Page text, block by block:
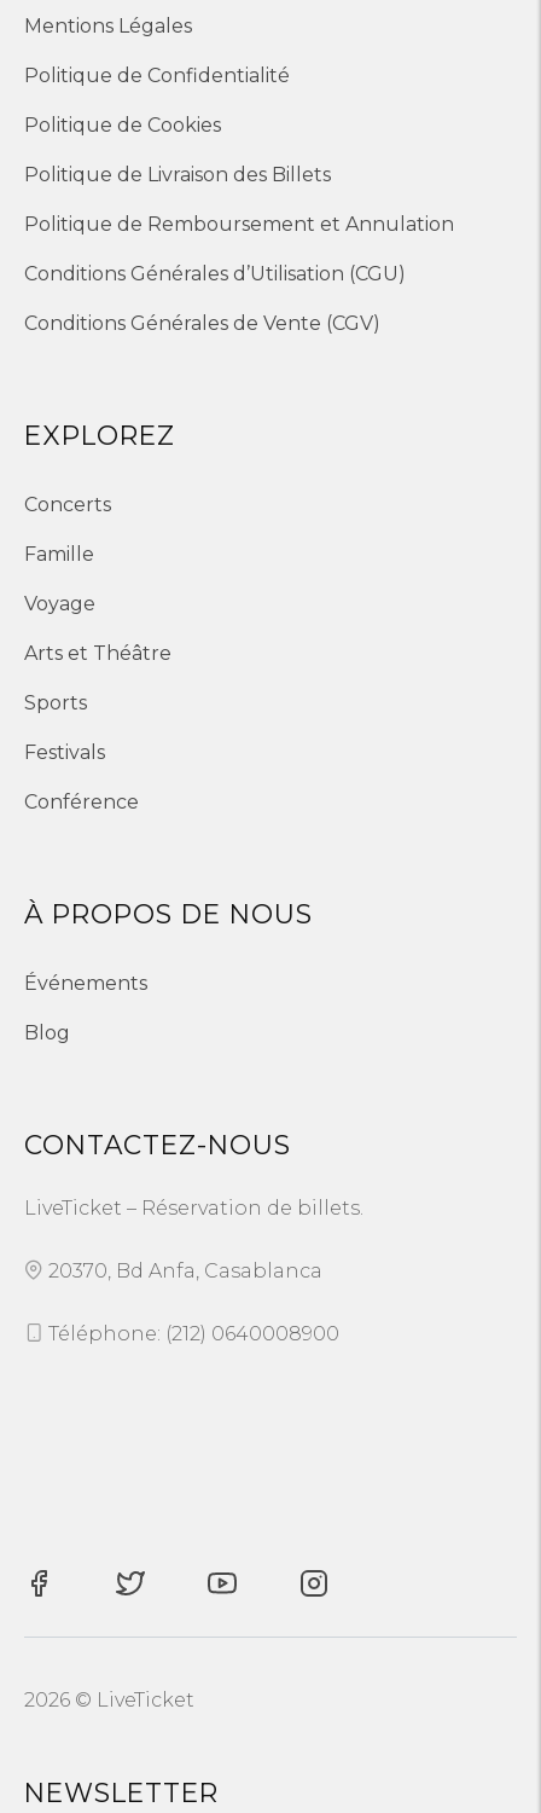
Mentions Légales
Politique de Confidentialité
Politique de Cookies
Politique de Livraison des Billets
Politique de Remboursement et Annulation
Conditions Générales d’Utilisation (CGU)
Conditions Générales de Vente (CGV)
EXPLOREZ
Concerts
Famille
Voyage
Arts et Théâtre
Sports
Festivals
Conférence
À PROPOS DE NOUS
Événements
Blog
CONTACTEZ-NOUS
LiveTicket – Réservation de billets.
20370, Bd Anfa, Casablanca
Téléphone: (212) 0640008900
2026 © LiveTicket
NEWSLETTER